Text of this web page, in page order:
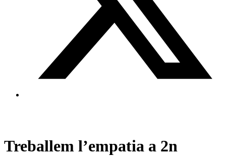
Treballem l’empatia a 2n